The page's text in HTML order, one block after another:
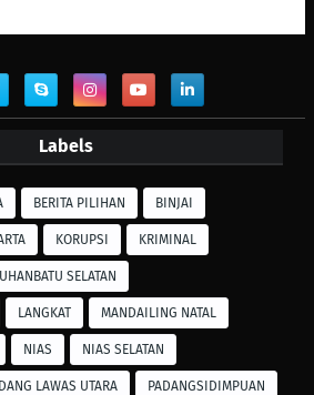
Labels
BERITA PILIHAN BINJAI
KORUPSI KRIMINAL
SELATAN
LANGKAT MANDAILING NATAL
NIAS NIAS SELATAN
LAWAS UTARA PADANGSIDIMPUAN